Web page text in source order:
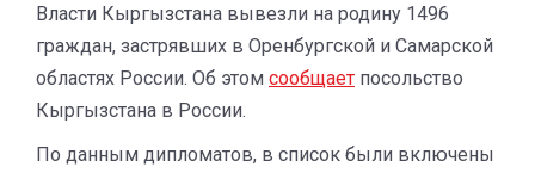
Власти Кыргызстана вывезли на родину 1496
граждан, застрявших в Оренбургской и Самарской
областях России. Об этом сообщает посольство
Кыргызстана в России.
По данным дипломатов, в список были включены